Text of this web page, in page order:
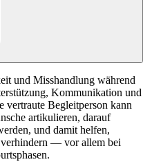
und Misshandlung während
Kommunikation und
vertraute Begleitperson kann
artikulieren, darauf
und damit helfen,
— vor allem bei